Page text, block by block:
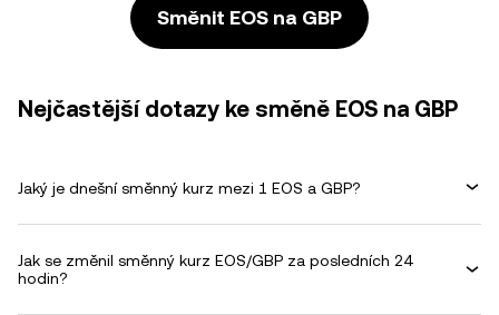
Směnit EOS na GBP
Nejčastější dotazy ke směně EOS na GBP
Jaký je dnešní směnný kurz mezi 1 EOS a GBP?
Jak se změnil směnný kurz EOS/GBP za posledních 24
hodin?